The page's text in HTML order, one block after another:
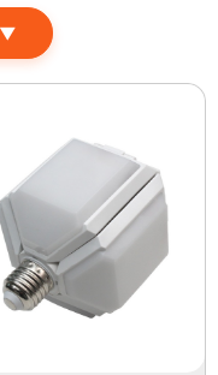
aydınlatma
üzere
aydınlık,
katarken, 1440
etkili aydınlatma
saat) günlük
enerji
▼